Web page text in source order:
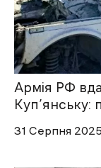
Армія РФ
Куп’янську:
31 Cерпня 2025